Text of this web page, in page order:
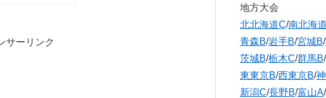
サーリンク
地方大会
北北海道C/南北海
青森B/岩手B/宮城B/
茨城B/栃木C/群馬B/
東東京B/西東京B/
新潟C/長野B/富山A/